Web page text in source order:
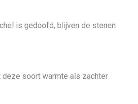
is gedoofd, blijven de stenen
soort warmte als zachter